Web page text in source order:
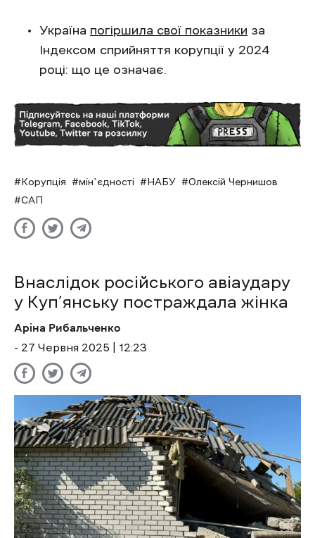
Україна погіршила свої показники за
Індексом сприйняття корупції у 2024
році: що це означає.
Корупція мінʼєдності НАБУ
Олексій Чернишов
САП
Внаслідок російського авіаудару
у Куп’янську постраждала жінка
Аріна Рибальченко
- 27 Червня 2025 | 12:23